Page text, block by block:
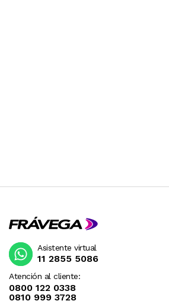
Atención al cliente:
0800 122 0338
0810 999 3728
Asistente virtual
11 2855 5086